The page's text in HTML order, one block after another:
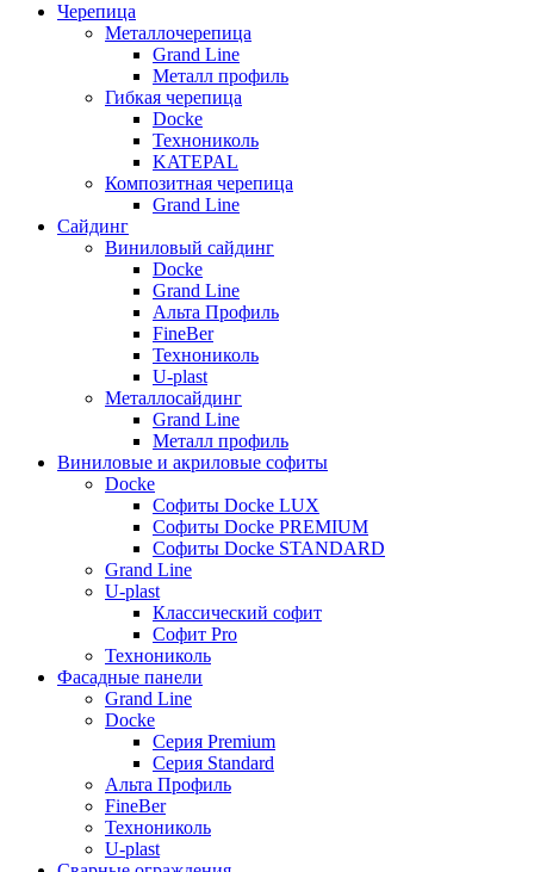
Черепица
Металлочерепица
Grand Line
Металл профиль
Гибкая черепица
Docke
Технониколь
KATEPAL
Композитная черепица
Grand Line
Сайдинг
Виниловый сайдинг
Docke
Grand Line
Альта Профиль
FineBer
Технониколь
U-plast
Металлосайдинг
Grand Line
Металл профиль
Виниловые и акриловые софиты
Docke
Софиты Docke LUX
Софиты Docke PREMIUM
Софиты Docke STANDARD
Grand Line
U-plast
Классический софит
Софит Pro
Технониколь
Фасадные панели
Grand Line
Docke
Серия Premium
Серия Standard
Альта Профиль
FineBer
Технониколь
U-plast